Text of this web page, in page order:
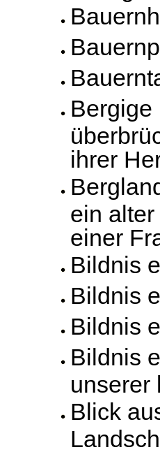
Bergige
ihrer
ein
einer
Bildnis
Bildnis
Bildnis
Bildnis
unserer
Blick